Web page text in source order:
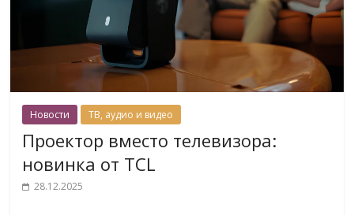
Новости ТВ, аудио и видео
Проектор вместо телевизора:
новинка от TCL
28.12.2025